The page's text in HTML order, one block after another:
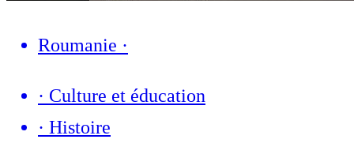
Roumanie ·
· Culture et éducation
· Histoire